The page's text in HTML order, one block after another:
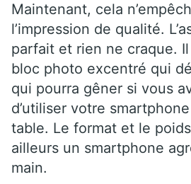
Maintenant, cela
l’impression de qualité.
parfait et rien ne craque.
bloc photo excentré qui
qui pourra gêner si vous
d’utiliser votre
table. Le format et le
ailleurs un smartphone
main.